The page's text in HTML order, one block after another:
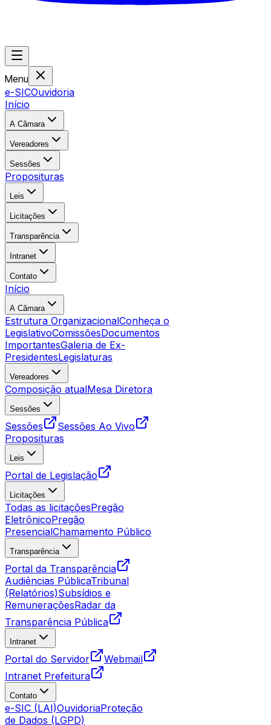
Menu
e-SICOuvidoria
Início
A Câmara
Vereadores
Sessões
Proposituras
Leis
Licitações
Transparência
Intranet
Contato
Início
A Câmara
Estrutura OrganizacionalConheça o
LegislativoComissõesDocumentos
ImportantesGaleria de Ex-
PresidentesLegislaturas
Vereadores
Composição atualMesa Diretora
Sessões
Sessões
Sessões Ao Vivo
Proposituras
Leis
Portal de Legislação
Licitações
Todas as licitaçõesPregão
EletrônicoPregão
PresencialChamamento Público
Transparência
Portal da Transparência
Audiências PúblicaTribunal
(Relatórios)Subsídios e
RemuneraçõesRadar da
Transparência Pública
Intranet
Portal do Servidor
Webmail
Intranet Prefeitura
Contato
e-SIC (LAI)OuvidoriaProteção
de Dados (LGPD)